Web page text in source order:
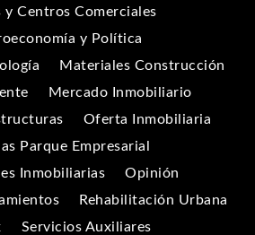
y Centros Comerciales
y Política
Materiales Construcción
Mercado Inmobiliario
Oferta Inmobiliaria
Parque Empresarial
Inmobiliarias
Opinión
Rehabilitación Urbana
Servicios Auxiliares